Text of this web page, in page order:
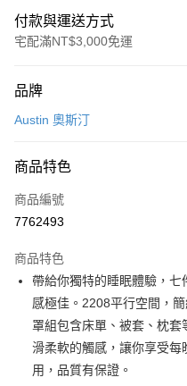
付款與運送方式
宅配滿NT$3,000免運
信用卡一次付款
3 期 0 利率 每期
合作金庫商業銀行
上海商業儲蓄銀行
臺灣中小企業銀行
匯豐（台灣）商業銀行
聯邦商業銀行
元大商業銀行
玉山商業銀行
台灣樂天信用卡公司
合作金庫商業銀行
上海商業儲蓄銀行
國泰世華商業銀行
匯豐（台灣）商業銀行
聯邦商業銀行
元大商業銀行
玉山商業銀行
LINE Pay
Apple Pay
街口支付
悠遊付
Google Pay
品牌
Austin 奧斯汀
商品特色
商品編號
7762493
商品特色
帶給你獨特的睡眠體驗，
感極佳。2208平行空間，
罩組包含床單、被套、枕
滑柔軟的觸感，讓你享受
用，品質有保證。